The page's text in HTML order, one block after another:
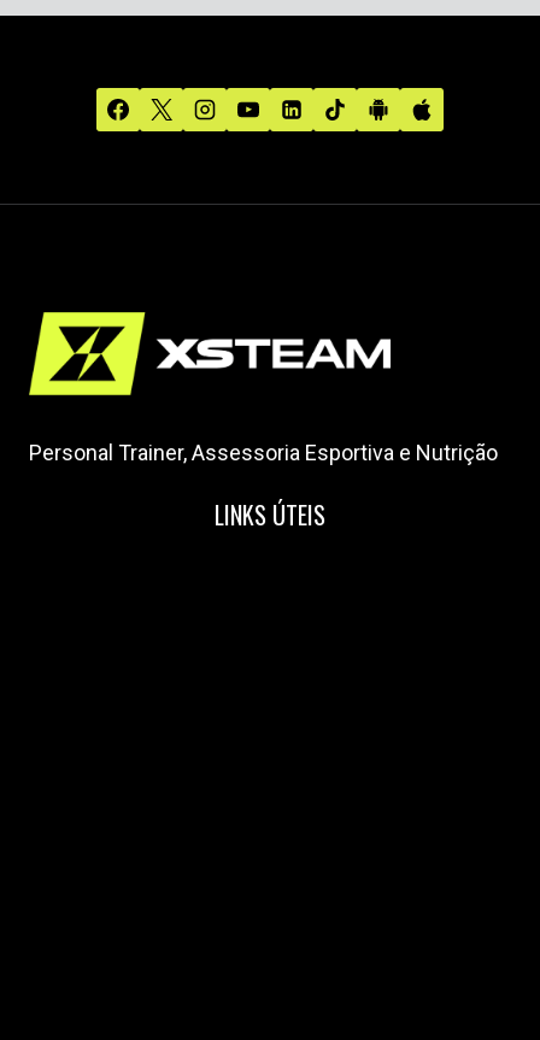
Personal Trainer, Assessoria Esportiva e Nutrição
LINKS ÚTEIS